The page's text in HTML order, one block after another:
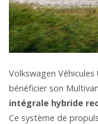
Volkswagen
bénéficier son
intégrale hybride
Ce système de